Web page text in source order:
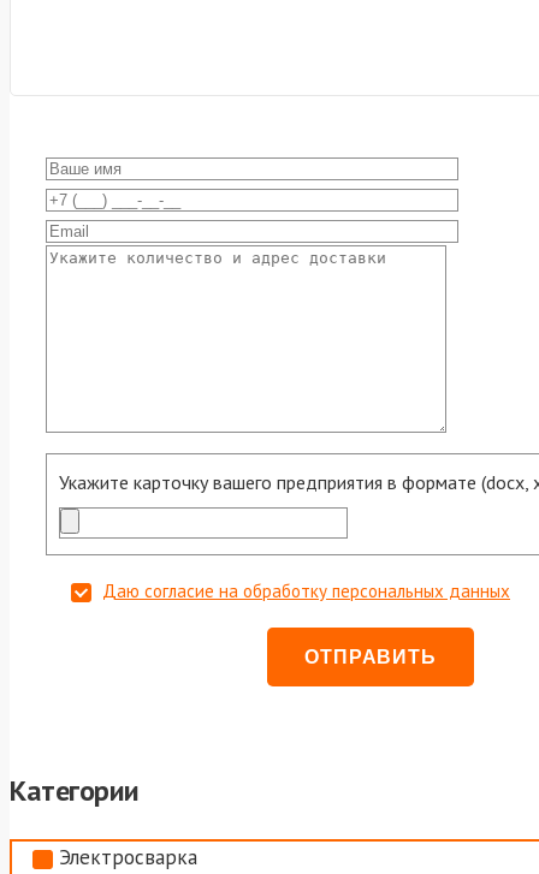
Укажите карточку вашего предприятия в формате (docx,
Даю согласие на обработку персональных данных
Категории
Электросварка